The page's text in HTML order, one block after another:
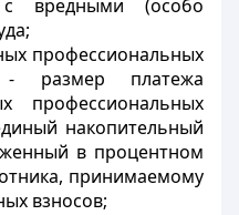
вредными (особо
профессиональных
- размер платежа
профессиональных
накопительный
в процентном
принимаемому
взносов;